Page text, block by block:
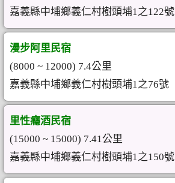
嘉義縣中埔鄉義仁村樹頭埔1之122號
漫步阿里民宿
(8000 ~ 12000) 7.4公里
嘉義縣中埔鄉義仁村樹頭埔1之76號
里性癮酒民宿
(15000 ~ 15000) 7.41公里
嘉義縣中埔鄉義仁村樹頭埔1之150號